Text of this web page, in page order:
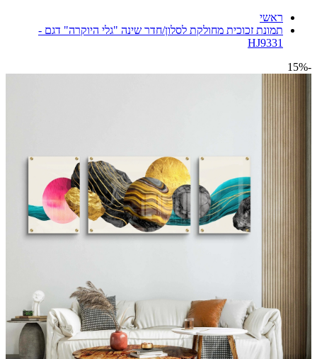
ראשי
תמונת זכוכית מחולקת לסלון/חדר שינה "גלי היוקרה" דגם -
HJ9331
-15%